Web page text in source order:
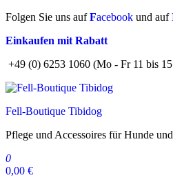
Zum
springen
Folgen Sie uns aufFacebook und auf
Einkaufen mit Rabatt
+49 (0) 6253 1060 (Mo - Fr 11 bis
Fell-Boutique Tibidog
Pflege und Accessoires für Hunde
0
0,00 €